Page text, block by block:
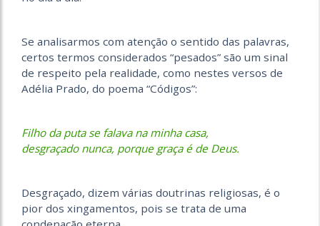
Se analisarmos com atenção o sentido das palavras,
certos termos considerados “pesados” são um sinal
de respeito pela realidade, como nestes versos de
Adélia Prado, do poema “Códigos”:
Filho da puta se falava na minha casa,
desgraçado nunca, porque graça é de Deus.
Desgraçado, dizem várias doutrinas religiosas, é o
pior dos xingamentos, pois se trata de uma